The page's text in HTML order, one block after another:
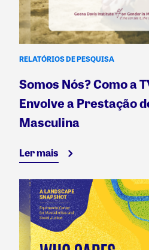
RELATÓRIOS DE PESQUISA
Somos Nós? Como a
Envolve a Prestação
Masculina
Ler mais